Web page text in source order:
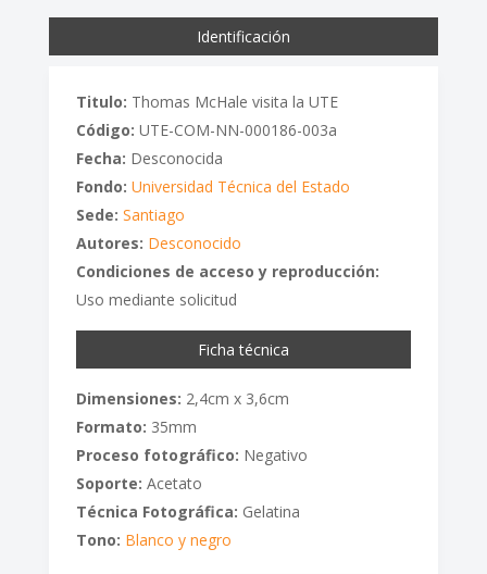
Identificación
Titulo: Thomas McHale visita la UTE
Código: UTE-COM-NN-000186-003a
Fecha: Desconocida
Fondo: Universidad Técnica del Estado
Sede: Santiago
Autores: Desconocido
Condiciones de acceso y reproducción:
Uso mediante solicitud
Ficha técnica
Dimensiones: 2,4cm x 3,6cm
Formato: 35mm
Proceso fotográfico: Negativo
Soporte: Acetato
Técnica Fotográfica: Gelatina
Tono: Blanco y negro